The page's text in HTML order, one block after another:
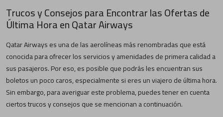
Trucos y Consejos para Encontrar las Ofertas de
Última Hora en Qatar Airways
Qatar Airways es una de las aerolíneas más renombradas que está
conocida para ofrecer los servicios y amenidades de primera calidad a
sus pasajeros. Por eso, es posible que podrás les encuentran sus
boletos un poco caros, especialmente si eres un viajero de última hora.
Sin embargo, para averiguar este problema, puedes tener en cuenta
ciertos trucos y consejos que se mencionan a continuación.